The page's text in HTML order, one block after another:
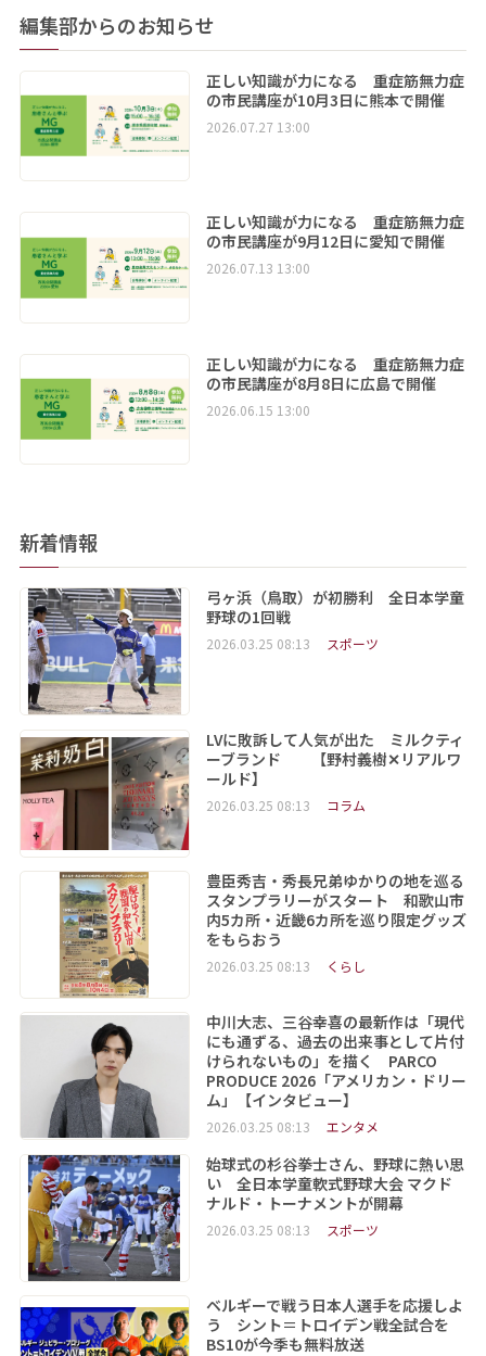
編集部からのお知らせ
正しい知識が力になる 重症筋無力症
の市民講座が10月3日に熊本で開催
2026.07.27 13:00
正しい知識が力になる 重症筋無力症
の市民講座が9月12日に愛知で開催
2026.07.13 13:00
正しい知識が力になる 重症筋無力症
の市民講座が8月8日に広島で開催
2026.06.15 13:00
新着情報
弓ヶ浜（鳥取）が初勝利 全日本学童
野球の1回戦
2026.03.25 08:13 スポーツ
LVに敗訴して人気が出た ミルクティ
ーブランド 【野村義樹✕リアルワ
ールド】
2026.03.25 08:13 コラム
豊臣秀吉・秀長兄弟ゆかりの地を巡る
スタンプラリーがスタート 和歌山市
内5カ所・近畿6カ所を巡り限定グッズ
をもらおう
2026.03.25 08:13 くらし
中川大志、三谷幸喜の最新作は「現代
にも通ずる、過去の出来事として片付
けられないもの」を描く PARCO
PRODUCE 2026「アメリカン・ドリー
ム」【インタビュー】
2026.03.25 08:13 エンタメ
始球式の杉谷拳士さん、野球に熱い思
い 全日本学童軟式野球大会 マクド
ナルド・トーナメントが開幕
2026.03.25 08:13 スポーツ
ベルギーで戦う日本人選手を応援しよ
う シント＝トロイデン戦全試合を
BS10が今季も無料放送